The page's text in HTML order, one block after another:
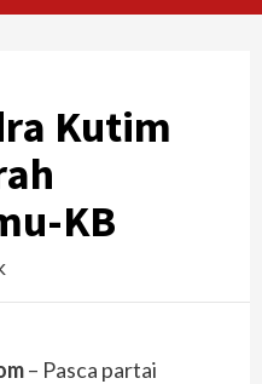
Kutim
KB
– Pasca partai